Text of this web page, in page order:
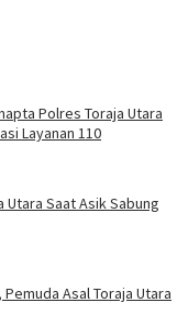
Polres Toraja Utara
Layanan 110
Utara Saat Asik Sabung
Asal Toraja Utara